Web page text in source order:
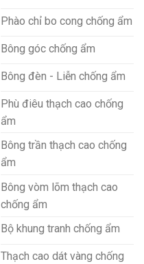
Phào chỉ bo cong chống ẩm
Bông góc chống ẩm
Bông đèn - Liễn chống ẩm
Phù điêu thạch cao chống
ẩm
Bông trần thạch cao chống
ẩm
Bông vòm lõm thạch cao
chống ẩm
Bộ khung tranh chống ẩm
Thạch cao dát vàng chống